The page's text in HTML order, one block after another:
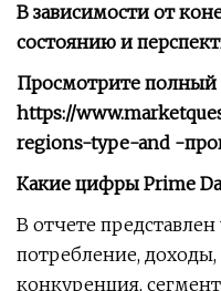
В зависимости от
состоянию и
Просмотрите полный
https://
regions-type-and -
Какие цифры Prime
В отчете
потребление,
конкуренция,